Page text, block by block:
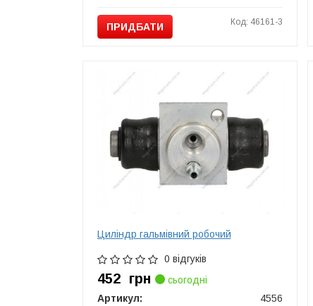
ПРИДБАТИ Код: 46161-3
Циліндр гальмівний робочий
0 відгуків
452 грн
сьогодні
Артикул:
4556